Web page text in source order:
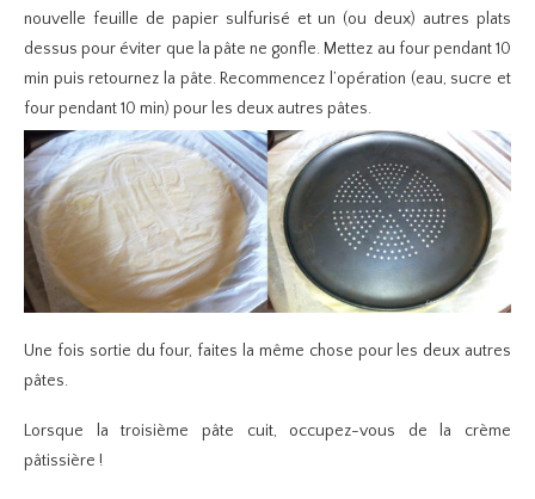
nouvelle feuille de papier sulfurisé et un (ou deux) autres plats
dessus pour éviter que la pâte ne gonfle. Mettez au four pendant 10
min puis retournez la pâte. Recommencez l’opération (eau, sucre et
four pendant 10 min) pour les deux autres pâtes.
Une fois sortie du four, faites la même chose pour les deux autres
pâtes.
Lorsque la troisième pâte cuit, occupez-vous de la crème
pâtissière !